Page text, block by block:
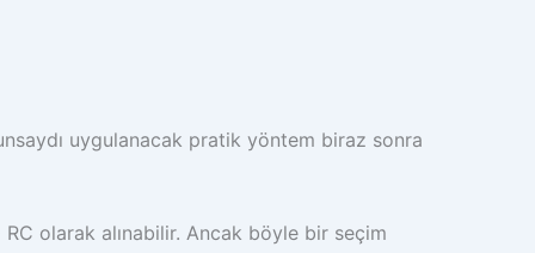
uygulanacak pratik yöntem biraz sonra
olarak alınabilir. Ancak böyle bir seçim